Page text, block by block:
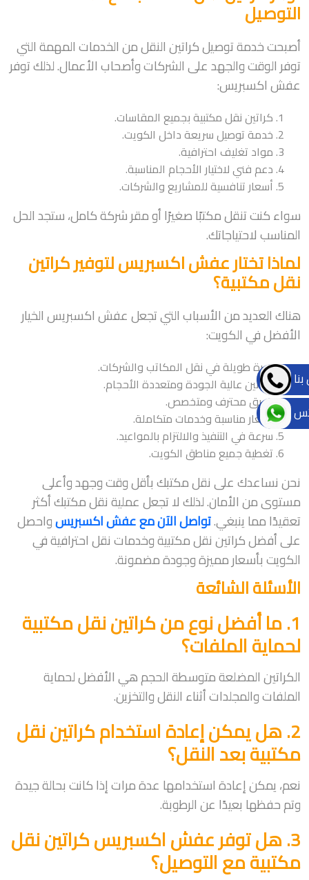
التوصيل
أصبحت خدمة توصيل كراتين النقل من الخدمات المهمة التي
توفر الوقت والجهد على الشركات وأصحاب الأعمال. لذلك توفر
عفش اكسبريس:
كراتين نقل مكتبية بجميع المقاسات.
خدمة توصيل سريعة داخل الكويت.
مواد تغليف احترافية.
دعم فني لاختيار الأحجام المناسبة.
أسعار تنافسية للمشاريع والشركات.
سواء كنت تنقل مكتبًا صغيرًا أو مقر شركة كامل، ستجد الحل
المناسب لاحتياجاتك.
لماذا تختار عفش اكسبريس لتوفير كراتين
نقل مكتبية؟
هناك العديد من الأسباب التي تجعل عفش اكسبريس الخيار
الأفضل في الكويت:
خبرة طويلة في نقل المكاتب والشركات.
كراتين عالية الجودة ومتعددة الأحجام.
فريق محترف ومتخصص.
أسعار مناسبة وخدمات متكاملة.
سرعة في التنفيذ والالتزام بالمواعيد.
تغطية جميع مناطق الكويت.
نحن نساعدك على نقل مكتبك بأقل وقت وجهد وأعلى
مستوى من الأمان. لذلك لا تجعل عملية نقل مكتبك أكثر
تعقيدًا مما ينبغي.تواصل الآن مع عفش اكسبريسواحصل
على أفضل كراتين نقل مكتبية وخدمات نقل احترافية في
الكويت بأسعار مميزة وجودة مضمونة.
الأسئلة الشائعة
1. ما أفضل نوع من كراتين نقل مكتبية
لحماية الملفات؟
الكراتين المضلعة متوسطة الحجم هي الأفضل لحماية
الملفات والمجلدات أثناء النقل والتخزين.
2. هل يمكن إعادة استخدام كراتين نقل
مكتبية بعد النقل؟
نعم، يمكن إعادة استخدامها عدة مرات إذا كانت بحالة جيدة
وتم حفظها بعيدًا عن الرطوبة.
3. هل توفر عفش اكسبريس كراتين نقل
مكتبية مع التوصيل؟